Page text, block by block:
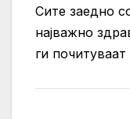
Сите заедно
најважно
ги